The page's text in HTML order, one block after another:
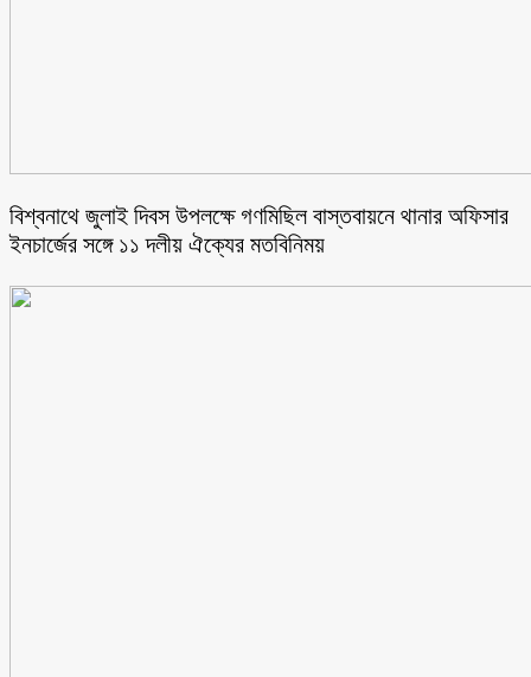
বিশ্বনাথে জুলাই দিবস উপলক্ষে গণমিছিল বাস্তবায়নে থানার অফিসার
ইনচার্জের সঙ্গে ১১ দলীয় ঐক্যের মতবিনিময়